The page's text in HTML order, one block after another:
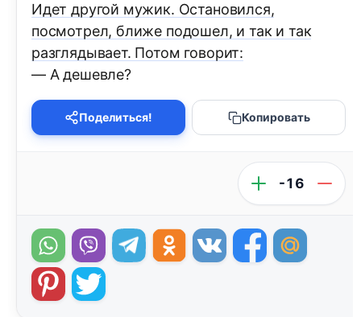
Идет другой мужик. Остановился,
посмотрел, ближе подошел, и так и так
разглядывает. Потом говорит:
— А дешевле?
Поделиться! Копировать
-16